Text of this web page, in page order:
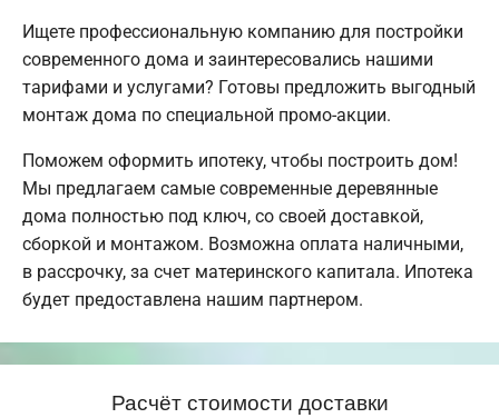
Ищете профессиональную компанию для постройки
современного дома и заинтересовались нашими
тарифами и услугами? Готовы предложить выгодный
монтаж дома по специальной промо-акции.
Поможем оформить ипотеку, чтобы построить дом!
Мы предлагаем самые современные деревянные
дома полностью под ключ, со своей доставкой,
сборкой и монтажом. Возможна оплата наличными,
в рассрочку, за счет материнского капитала. Ипотека
будет предоставлена нашим партнером.
Расчёт стоимости доставки